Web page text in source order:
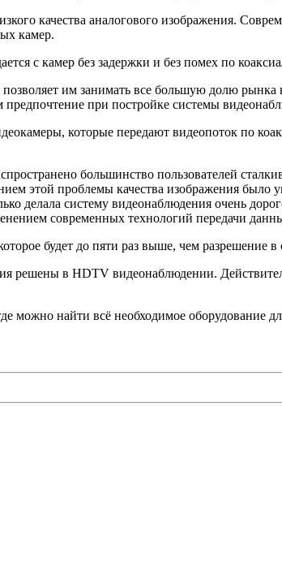
качества аналогового изображения.
камер.
с камер без задержки и без помех по
им занимать все большую долю
при постройке системы
которые передают видеопоток по
большинство пользователей
этой проблемы качества изображения
делала систему видеонаблюдения очень
современных технологий передачи
будет до пяти раз выше, чем разрешение
решены в HDTV видеонаблюдении.
можно найти всё необходимое оборудование